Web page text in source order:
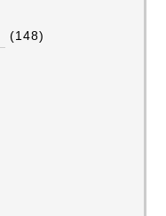
(148)